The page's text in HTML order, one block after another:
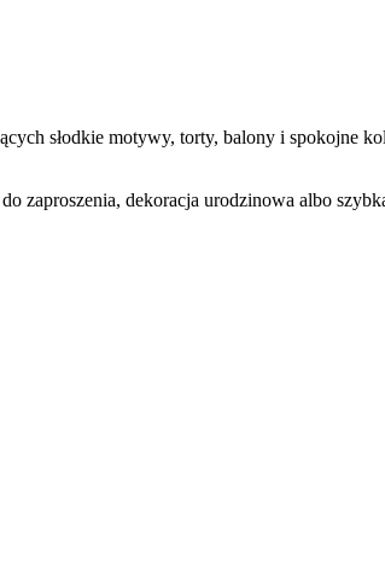
słodkie motywy, torty, balony i spokojne
zaproszenia, dekoracja urodzinowa albo